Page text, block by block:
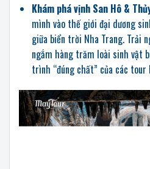
Khám phá vịnh San Hô &
mình vào thế giới đại dương
giữa biển trời Nha Trang. Trải
ngắm hàng trăm loài sinh vật
trình “đúng chất” của các tour